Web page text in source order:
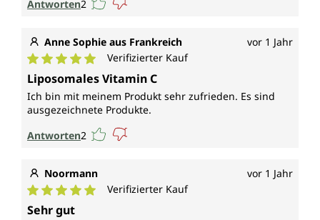
Antworten2
Anne Sophie aus Frankreich vor 1 Jahr
Durchschnittliche Bewertung von 5 von 5 Sternen
Verifizierter Kauf
Liposomales Vitamin C
Ich bin mit meinem Produkt sehr zufrieden. Es sind
ausgezeichnete Produkte.
Antworten2
Noormann vor 1 Jahr
Durchschnittliche Bewertung von 5 von 5 Sternen
Verifizierter Kauf
Sehr gut